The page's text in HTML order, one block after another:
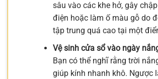
sâu vào các khe hở, gây
điện hoặc làm ố màu gỗ do
tập trung quá cao tại một
Vệ sinh cửa sổ vào ngày
Bạn có thể nghĩ rằng trời
giúp kính nhanh khô. Ngược